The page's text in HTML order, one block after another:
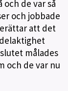
de var så
och jobbade
att det
målades
och de var nu